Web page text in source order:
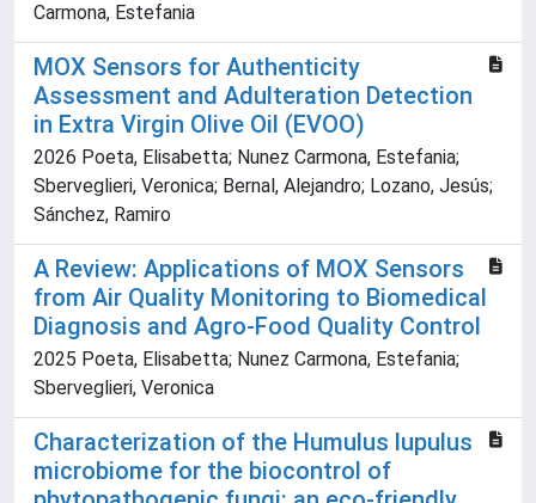
Carmona, Estefania
MOX Sensors for Authenticity
Assessment and Adulteration Detection
in Extra Virgin Olive Oil (EVOO)
2026 Poeta, Elisabetta; Nunez Carmona, Estefania;
Sberveglieri, Veronica; Bernal, Alejandro; Lozano, Jesús;
Sánchez, Ramiro
A Review: Applications of MOX Sensors
from Air Quality Monitoring to Biomedical
Diagnosis and Agro-Food Quality Control
2025 Poeta, Elisabetta; Nunez Carmona, Estefania;
Sberveglieri, Veronica
Characterization of the Humulus lupulus
microbiome for the biocontrol of